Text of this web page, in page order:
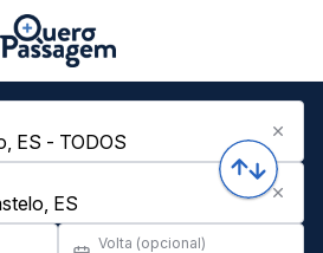
Volta (opcional)